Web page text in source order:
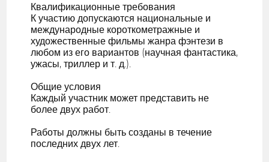
Квалификационные требования
К участию допускаются национальные и
международные короткометражные и
художественные фильмы жанра фэнтези в
любом из его вариантов (научная фантастика,
ужасы, триллер и т. д.).
Общие условия
Каждый участник может представить не
более двух работ.
Работы должны быть созданы в течение
последних двух лет.